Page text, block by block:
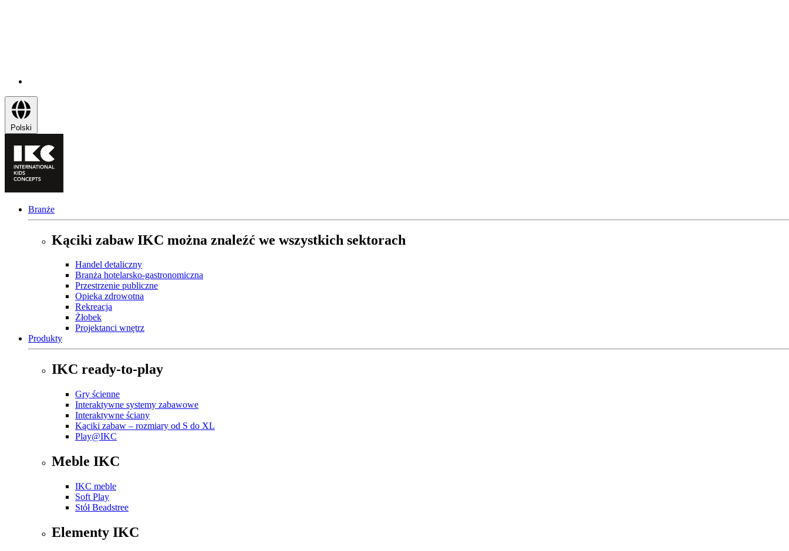
Polski
Branże
Kąciki zabaw IKC można znaleźć we wszystkich sektorach
Handel detaliczny
Branża hotelarsko-gastronomiczna
Przestrzenie publiczne
Opieka zdrowotna
Rekreacja
Żłobek
Projektanci wnętrz
Produkty
IKC ready-to-play
Gry ścienne
Interaktywne systemy zabawowe
Interaktywne ściany
Kąciki zabaw – rozmiary od S do XL
Play@IKC
Meble IKC
IKC meble
Soft Play
Stół Beadstree
Elementy IKC